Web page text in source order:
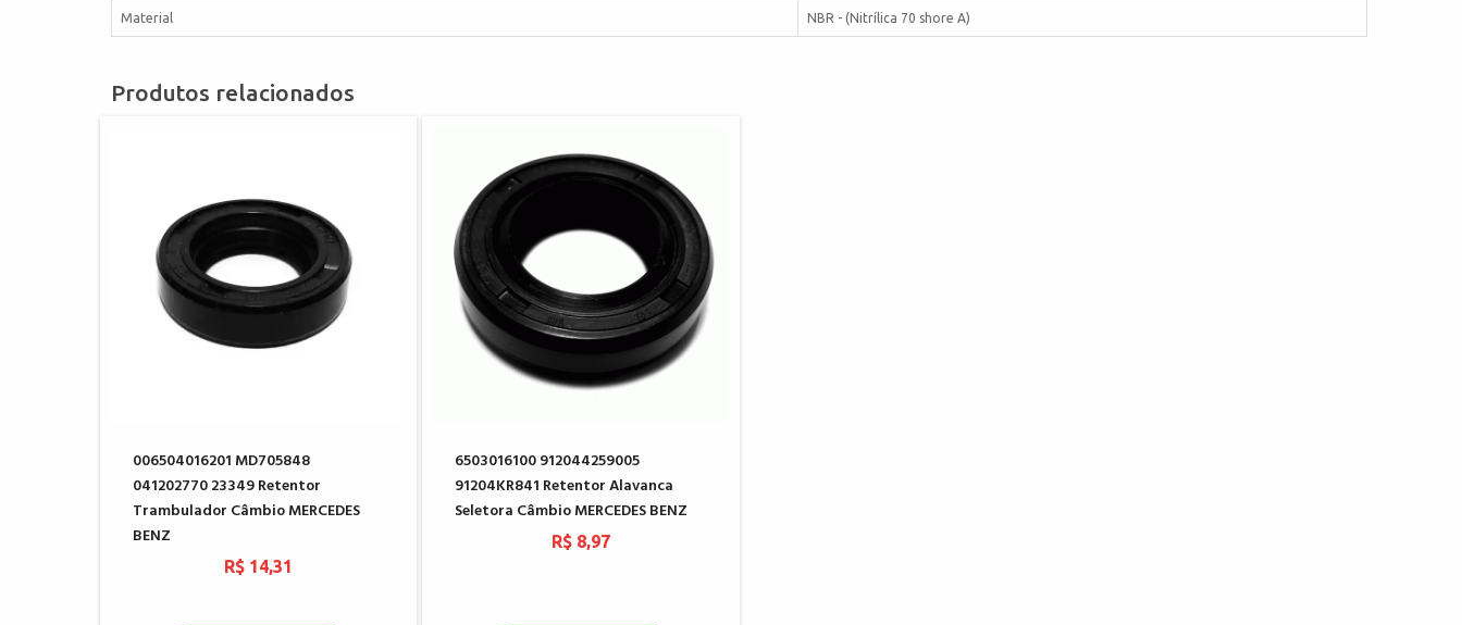
Material NBR - (Nitrílica 70 shore A)
Produtos relacionados
006504016201 MD705848
041202770 23349 Retentor
Trambulador Câmbio MERCEDES
BENZ
R$ 14,31
6503016100 912044259005
91204KR841 Retentor Alavanca
Seletora Câmbio MERCEDES BENZ
R$ 8,97